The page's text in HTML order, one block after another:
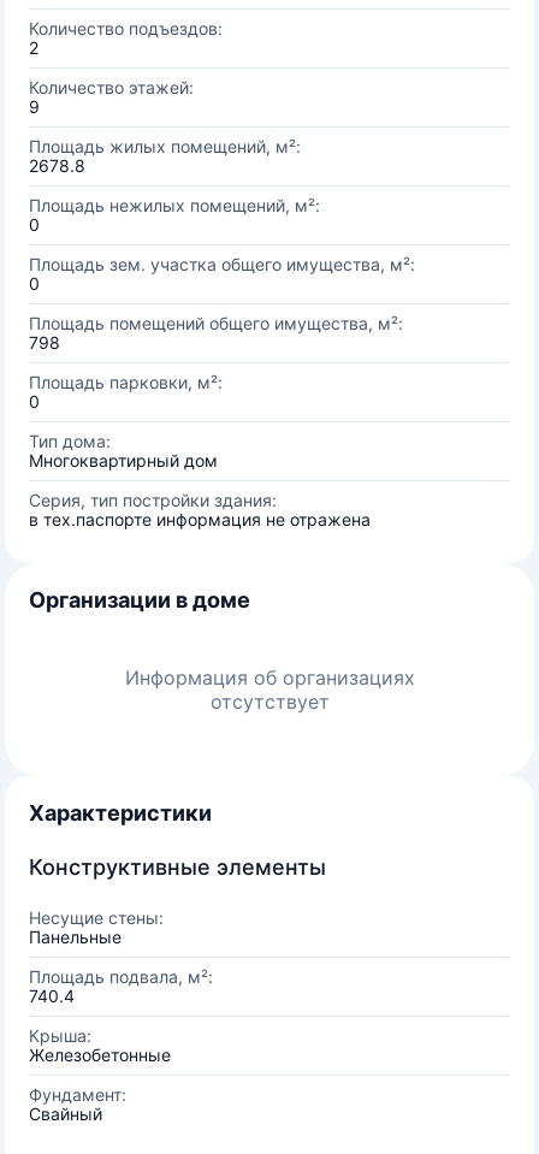
Количество подъездов:
2
Количество этажей:
9
Площадь жилых помещений, м²:
2678.8
Площадь нежилых помещений, м²:
0
Площадь зем. участка общего имущества, м²:
0
Площадь помещений общего имущества, м²:
798
Площадь парковки, м²:
0
Тип дома:
Многоквартирный дом
Серия, тип постройки здания:
в тех.паспорте информация не отражена
Организации в доме
Информация об организациях
отсутствует
Характеристики
Конструктивные элементы
Несущие стены:
Панельные
Площадь подвала, м²:
740.4
Крыша:
Железобетонные
Фундамент:
Свайный